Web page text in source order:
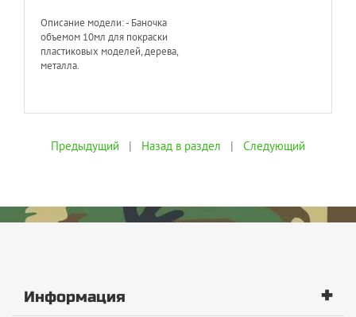
Описание модели: - Баночка
объемом 10мл для покраски
пластиковых моделей, дерева,
металла.
Предыдущий | Назад в раздел | Следующий
Информация +